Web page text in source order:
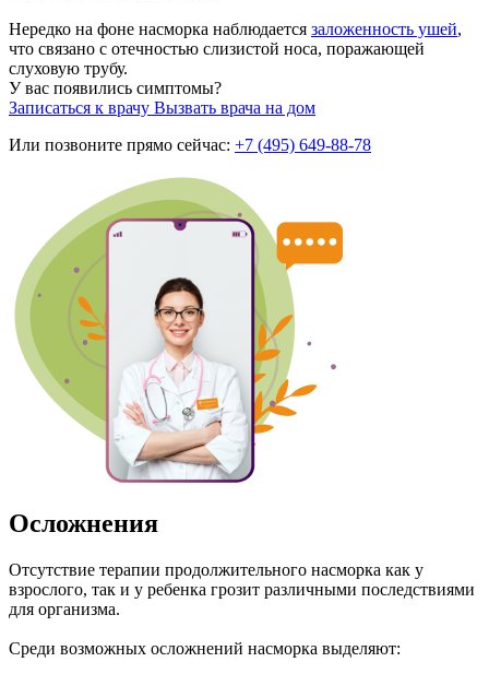
Нередко на фоне насморка наблюдается заложенность ушей,
что связано с отечностью слизистой носа, поражающей
слуховую трубу.
У вас появились симптомы?
Записаться к врачу Вызвать врача на дом
Или позвоните прямо сейчас: +7 (495) 649-88-78
Осложнения
Отсутствие терапии продолжительного насморка как у
взрослого, так и у ребенка грозит различными последствиями
для организма.
Среди возможных осложнений насморка выделяют: